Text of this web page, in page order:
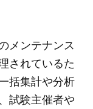
メンテナンス
されているた
括集計や分析
試験主催者や